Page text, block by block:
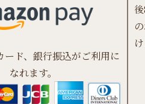
ード、銀行振込がご利用に
なれます。